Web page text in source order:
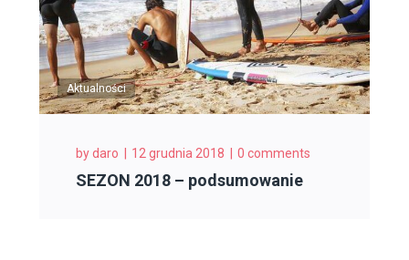
Aktualności
bydaro 12 grudnia 2018 0 comments
SEZON 2018 – podsumowanie